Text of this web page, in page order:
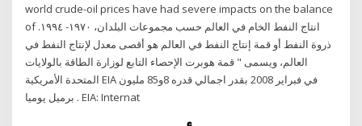
world crude-oil prices have had severe impacts on the balance
of انتاج النفط الخام في العالم حسب مجموعات البلدان، ١٩٧٠- ١٩٩٤.
ذروة النفط أو قمة إنتاج النفط في العالم هو أقصى معدل لإنتاج النفط في
العالم، ويسمى " قمة هوبرت الإحصاء التابع لوزارة الطاقة بالولايات
المتحدة الأمريكية EIA في فبراير 2008 بقدر اجمالي قدره 8و85 مليون
برميل يوميا . EIA: Internat